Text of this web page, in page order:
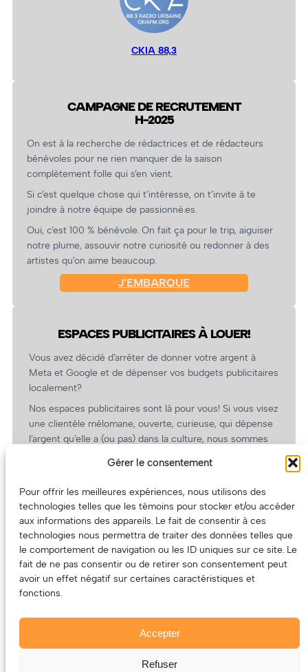
Gérer le consentement
Pour offrir les meilleures expériences, nous utilisons des
technologies telles que les témoins pour stocker et/ou accéder
aux informations des appareils. Le fait de consentir à ces
technologies nous permettra de traiter des données telles que
le comportement de navigation ou les ID uniques sur ce site. Le
fait de ne pas consentir ou de retirer son consentement peut
avoir un effet négatif sur certaines caractéristiques et
fonctions.
Accepter
Refuser
CKIA 88,3
CAMPAGNE DE RECRUTEMENT
H-2025
On est à la recherche de rédactrices et de rédacteurs
bénévoles pour ne rien manquer de la saison
complètement folle qui s’en vient.
Si c’est quelque chose qui t’intéresse, on t’invite à te
joindre à notre équipe de passionné.es.
Oui, c’est 100 % bénévole. On fait ça pour le trip, aiguiser
notre plume, assouvir notre curiosité ou redonner à des
artistes qu’on aime beaucoup.
J’EMBARQUE
ESPACES PUBLICITAIRES À LOUER!
Vous avez décidé d’arrêter de donner votre argent à
Meta et Google et de dépenser vos budgets publicitaires
localement?
Nos espaces publicitaires sont là pour vous! Si vous visez
une clientèle mélomane, ouverte, curieuse, qui dépense
l’argent qu’elle a (ou pas) dans la culture, nous sommes
revient.
(Oui, on va avoir des tarifs spéciaux pour vous, les
artistes!)